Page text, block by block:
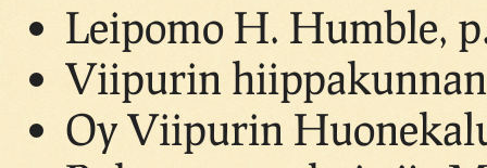
Leipomo H. Humble,
Viipurin
Oy Viipurin